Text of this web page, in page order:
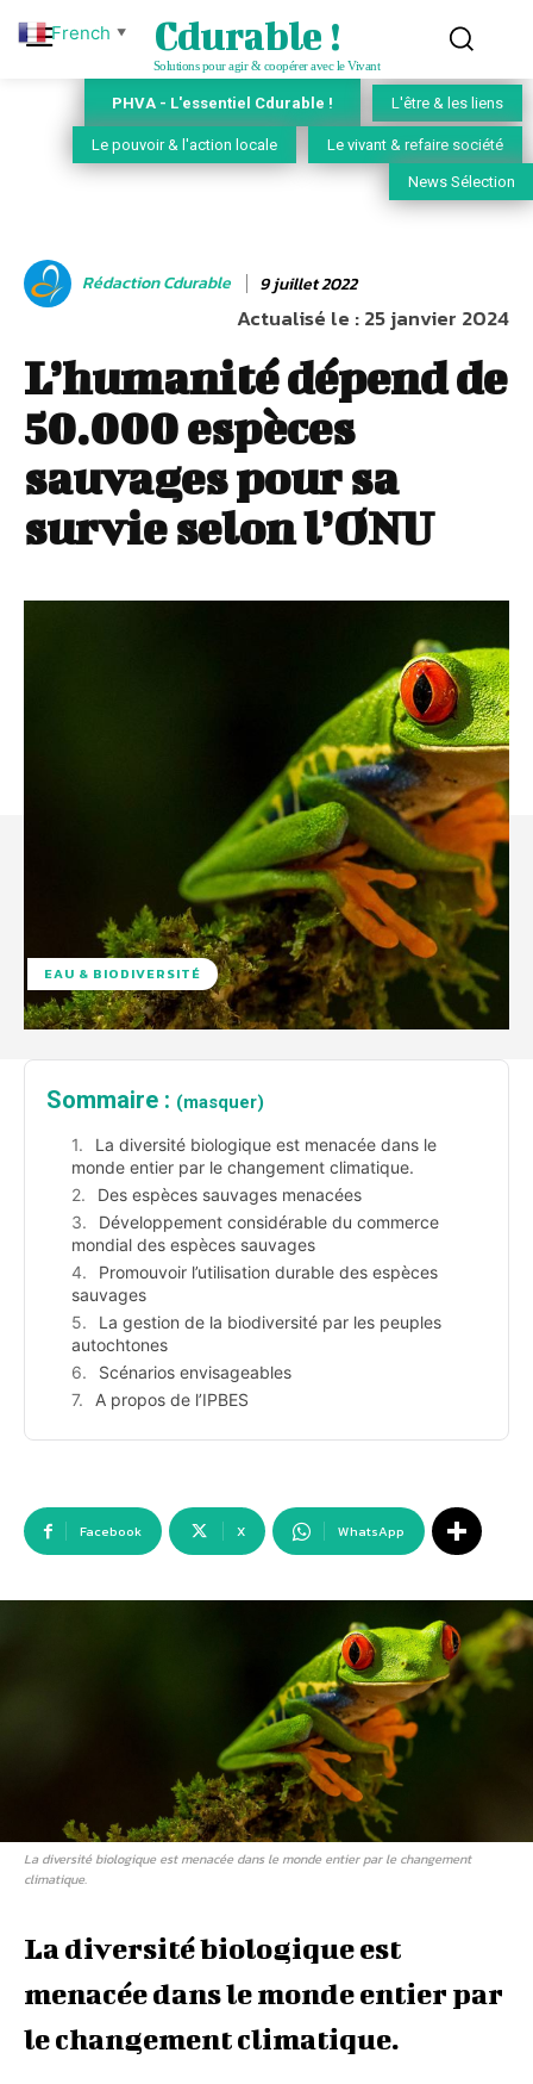
Cdurable !
Solutions pour agir & coopérer avec le Vivant
PHVA - L'essentiel Cdurable ! L'être & les liens
Le pouvoir & l'action locale Le vivant & refaire société
News Sélection
Rédaction Cdurable 9 juillet 2022
Actualisé le :25 janvier 2024
L’humanité dépend de
50.000 espèces
sauvages pour sa
survie selon l’ONU
EAU & BIODIVERSITÉ
Sommaire : (masquer)
La diversité biologique est menacée dans le
monde entier par le changement climatique.
Des espèces sauvages menacées
Développement considérable du commerce
mondial des espèces sauvages
Promouvoir l’utilisation durable des espèces
sauvages
La gestion de la biodiversité par les peuples
autochtones
Scénarios envisageables
A propos de l’IPBES
Facebook X WhatsApp
La diversité biologique est menacée dans le monde entier par le changement
climatique.
La diversité biologique est
menacée dans le monde entier par
le changement climatique.
French ▼